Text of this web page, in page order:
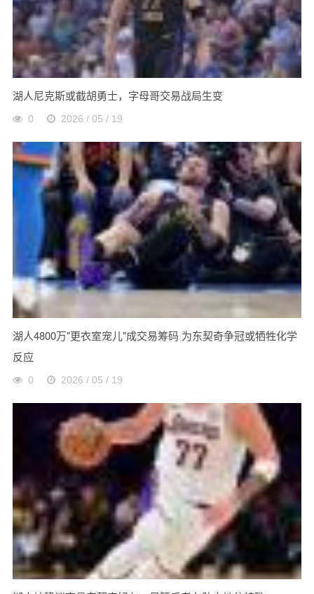
湖人尼克斯或截胡勇士，字母哥交易战局生变
0 2026 / 05 / 19
湖人4800万"更衣室宠儿"成交易筹码 为东契奇争冠或牺牲化学
反应
0 2026 / 05 / 19